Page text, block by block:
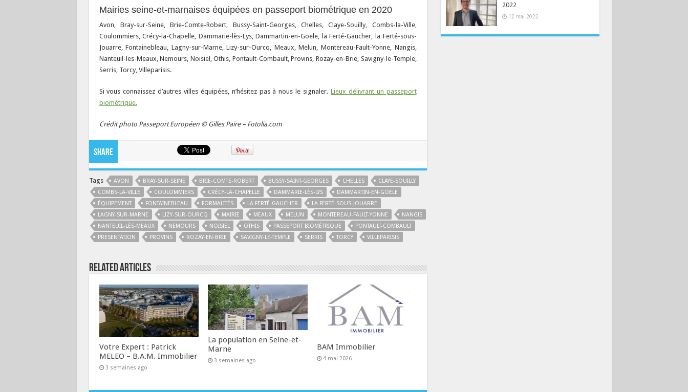
Mairies seine-et-marnaises équipées en passeport biométrique en 2020
Avon, Bray-sur-Seine, Brie-Comte-Robert, Bussy-Saint-Georges, Chelles, Claye-Souilly, Combs-la-Ville,
Coulommiers, Crécy-la-Chapelle, Dammarie-lès-Lys, Dammartin-en-Goële, la Ferté-Gaucher, la Ferté-sous-
Jouarre, Fontainebleau, Lagny-sur-Marne, Lizy-sur-Ourcq, Meaux, Melun, Montereau-Fault-Yonne, Nangis,
Nanteuil-les-Meaux, Nemours, Noisiel, Othis, Pontault-Combault, Provins, Rozay-en-Brie, Savigny-le-Temple,
Serris, Torcy, Villeparisis.
Si vous connaissez d’autres villes équipées, n’hésitez pas à nous le signaler. Lieux délivrant un passeport
biométrique.
Crédit photo Passeport Européen © Gilles Paire – Fotolia.com
Share
Tags AVON BRAY-SUR-SEINE BRIE-COMTE-ROBERT BUSSY-SAINT-GEORGES CHELLES
CLAYE-SOUILLY
COMBS-LA-VILLE
COULOMMIERS CRÉCY-LA-CHAPELLE DAMMARIE-LÈS-LYS
DAMMARTIN-EN-GOËLE
ÉQUIPEMENT
FONTAINEBLEAU FORMALITÉS LA FERTÉ-GAUCHER
LA FERTÉ-SOUS-JOUARRE
LAGNY-SUR-MARNE
LIZY-SUR-OURCQ MAIRIE MEAUX MELUN MONTEREAU-FAULT-YONNE
NANGIS
NANTEUIL-LÈS-MEAUX
NEMOURS NOISIEL OTHIS PASSEPORT BIOMÉTRIQUE
PONTAULT-COMBAULT
PRESENTATION
PROVINS ROZAY-EN-BRIE SAVIGNY-LE-TEMPLE SERRIS TORCY VILLEPARISIS
Related Articles
Votre Expert : Patrick
MELEO – B.A.M. Immobilier
3 semaines ago
La population en Seine-et-
Marne
3 semaines ago
BAM Immobilier
4 mai 2026
2022
12 mai 2022